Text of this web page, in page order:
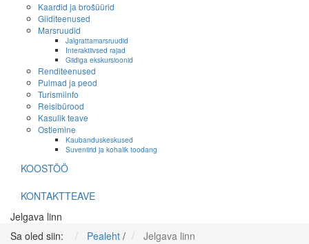
Kaardid ja brošüürid
Giiditeenused
Marsruudid
Jalgrattamarsruudid
Interaktiivsed rajad
Giidiga ekskursioonid
Renditeenused
Pulmad ja peod
Turismiinfo
Reisibürood
Kasulik teave
Ostlemine
Kaubanduskeskused
Suveniirid ja kohalik toodang
KOOSTÖÖ
KONTAKTTEAVE
Jelgava linn
Sa oled siin:
Pealeht / Jelgava linn